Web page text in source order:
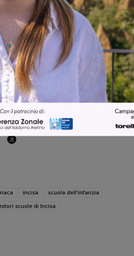
e con il Dirigente Scolastico, restando
possa portare alla migliore
nostri figli”.
Monica Campani
Direttore
incisa
scuola dell'infanzia
scuole di Incisa